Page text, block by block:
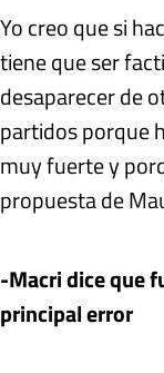
Yo creo que si
tiene que ser
desaparecer de
partidos porque
muy fuerte y
propuesta de
-Macri dice que
principal error